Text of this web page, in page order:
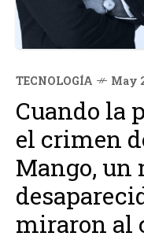
TECNOLOGÍA May
Cuando la
el crimen
Mango,
miraron al